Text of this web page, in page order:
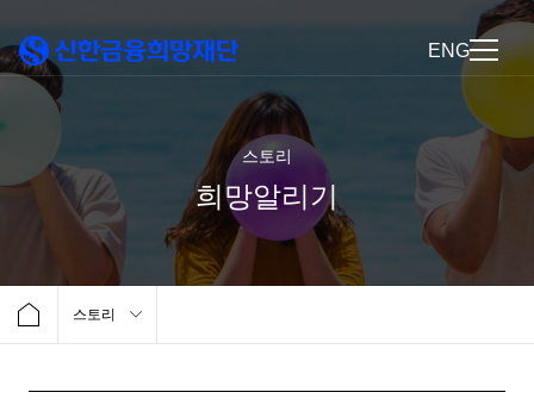
ENG
스토리
희망알리기
스토리